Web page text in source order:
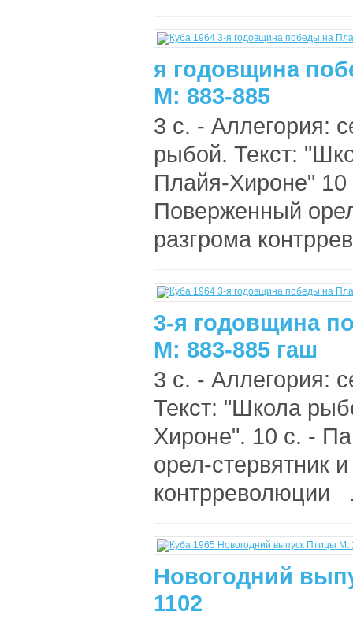
я годовщина
М: 883-885
3 с. - Аллегория:
рыбой. Текст:
Плайя-Хироне"
Поверженный
разгрома
3-я годовщина
М: 883-885 гаш
3 с. - Аллегория:
Текст: "Школа
Хироне". 10 с. -
орел-стервятник
контрреволюции
Новогодний
1102